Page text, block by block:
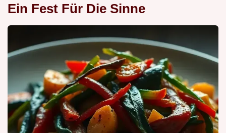
Ein Fest Für Die Sinne